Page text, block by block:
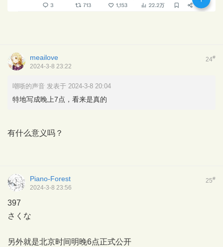
24#
meailove
2024-3-8 23:22
嘲哳的声音 发表于 2024-3-8 20:04
特地写成晚上7点，看来是真的
有什么意义吗？
25#
Piano-Forest
2024-3-8 23:56
397
さくな
另外就是北京时间明晚6点正式公开